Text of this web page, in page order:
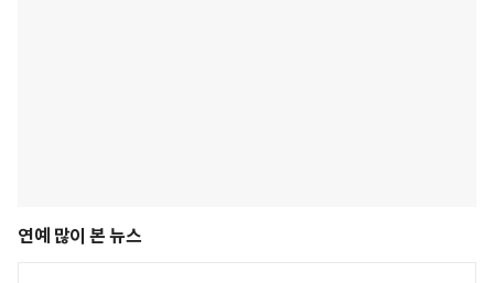
연예 많이 본 뉴스